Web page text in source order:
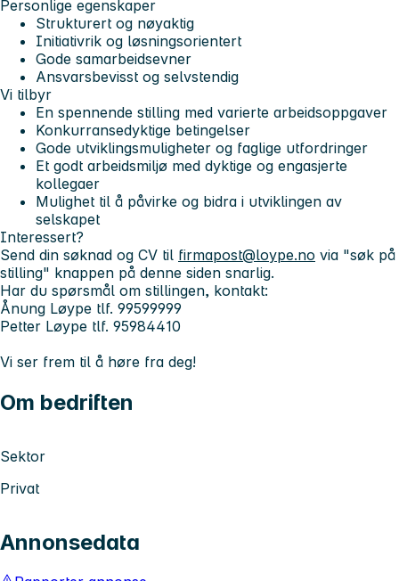
Personlige egenskaper
Strukturert og nøyaktig
Initiativrik og løsningsorientert
Gode samarbeidsevner
Ansvarsbevisst og selvstendig
Vi tilbyr
En spennende stilling med varierte arbeidsoppgaver
Konkurransedyktige betingelser
Gode utviklingsmuligheter og faglige utfordringer
Et godt arbeidsmiljø med dyktige og engasjerte
kollegaer
Mulighet til å påvirke og bidra i utviklingen av
selskapet
Interessert?
Send din søknad og CV til firmapost@loype.no via "søk på
stilling" knappen på denne siden snarlig.
Har du spørsmål om stillingen, kontakt:
Ånung Løype tlf. 99599999
Petter Løype tlf. 95984410
Vi ser frem til å høre fra deg!
Om bedriften
Sektor
Privat
Annonsedata